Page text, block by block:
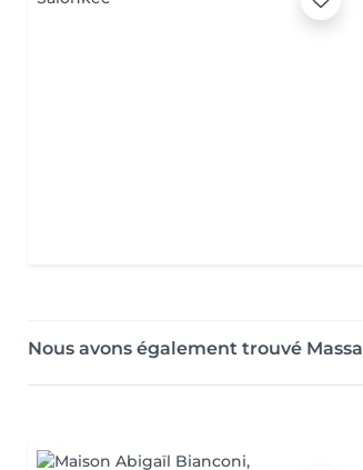
Nous avons également trouvé